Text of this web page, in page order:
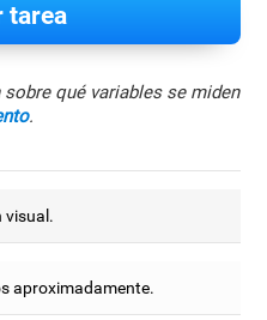
tarea
qué variables se miden
.
visual.
aproximadamente.